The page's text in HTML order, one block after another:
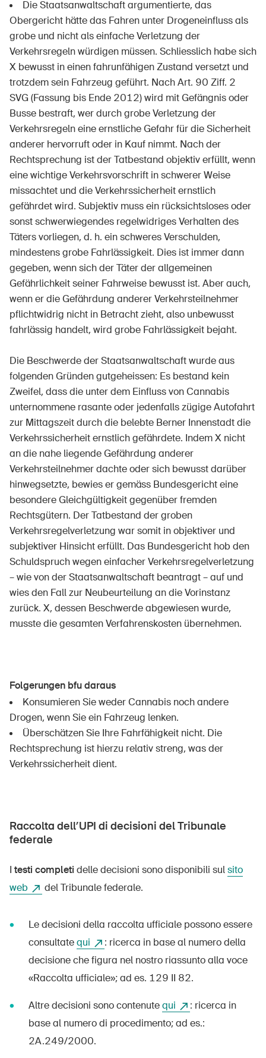
DE FR IT EN
Abbonati alla newsletter
Die Staatsanwaltschaft argumentierte, das
Obergericht hätte das Fahren unter Drogeneinfluss als
grobe und nicht als einfache Verletzung der
Verkehrsregeln würdigen müssen. Schliesslich habe sich
X bewusst in einen fahrunfähigen Zustand versetzt und
trotzdem sein Fahrzeug geführt. Nach Art. 90 Ziff. 2
SVG (Fassung bis Ende 2012) wird mit Gefängnis oder
Busse bestraft, wer durch grobe Verletzung der
Verkehrsregeln eine ernstliche Gefahr für die Sicherheit
anderer hervorruft oder in Kauf nimmt. Nach der
Rechtsprechung ist der Tatbestand objektiv erfüllt, wenn
eine wichtige Verkehrsvorschrift in schwerer Weise
missachtet und die Verkehrssicherheit ernstlich
gefährdet wird. Subjektiv muss ein rücksichtsloses oder
sonst schwerwiegendes regelwidriges Verhalten des
Täters vorliegen, d. h. ein schweres Verschulden,
mindestens grobe Fahrlässigkeit. Dies ist immer dann
gegeben, wenn sich der Täter der allgemeinen
Gefährlichkeit seiner Fahrweise bewusst ist. Aber auch,
wenn er die Gefährdung anderer Verkehrsteilnehmer
pflichtwidrig nicht in Betracht zieht, also unbewusst
fahrlässig handelt, wird grobe Fahrlässigkeit bejaht.
Die Beschwerde der Staatsanwaltschaft wurde aus
folgenden Gründen gutgeheissen: Es bestand kein
Zweifel, dass die unter dem Einfluss von Cannabis
unternommene rasante oder jedenfalls zügige Autofahrt
zur Mittagszeit durch die belebte Berner Innenstadt die
Verkehrssicherheit ernstlich gefährdete. Indem X nicht
an die nahe liegende Gefährdung anderer
Verkehrsteilnehmer dachte oder sich bewusst darüber
hinwegsetzte, bewies er gemäss Bundesgericht eine
besondere Gleichgültigkeit gegenüber fremden
Rechtsgütern. Der Tatbestand der groben
Verkehrsregelverletzung war somit in objektiver und
subjektiver Hinsicht erfüllt. Das Bundesgericht hob den
Schuldspruch wegen einfacher Verkehrsregelverletzung
– wie von der Staatsanwaltschaft beantragt – auf und
wies den Fall zur Neubeurteilung an die Vorinstanz
zurück. X, dessen Beschwerde abgewiesen wurde,
musste die gesamten Verfahrenskosten übernehmen.
Folgerungen bfu daraus
Konsumieren Sie weder Cannabis noch andere
Drogen, wenn Sie ein Fahrzeug lenken.
Überschätzen Sie Ihre Fahrfähigkeit nicht. Die
Rechtsprechung ist hierzu relativ streng, was der
Verkehrssicherheit dient.
Raccolta dell’UPI di decisioni del Tribunale
federale
I testi completi delle decisioni sono disponibili sulsito
web
del Tribunale federale.
Le decisioni della raccolta ufficiale possono essere
consultatequi
: ricerca in base al numero della
decisione che figura nel nostro riassunto alla voce
«Raccolta ufficiale»; ad es. 129 II 82.
Altre decisioni sono contenutequi
: ricerca in
base al numero di procedimento; ad es.:
2A.249/2000.